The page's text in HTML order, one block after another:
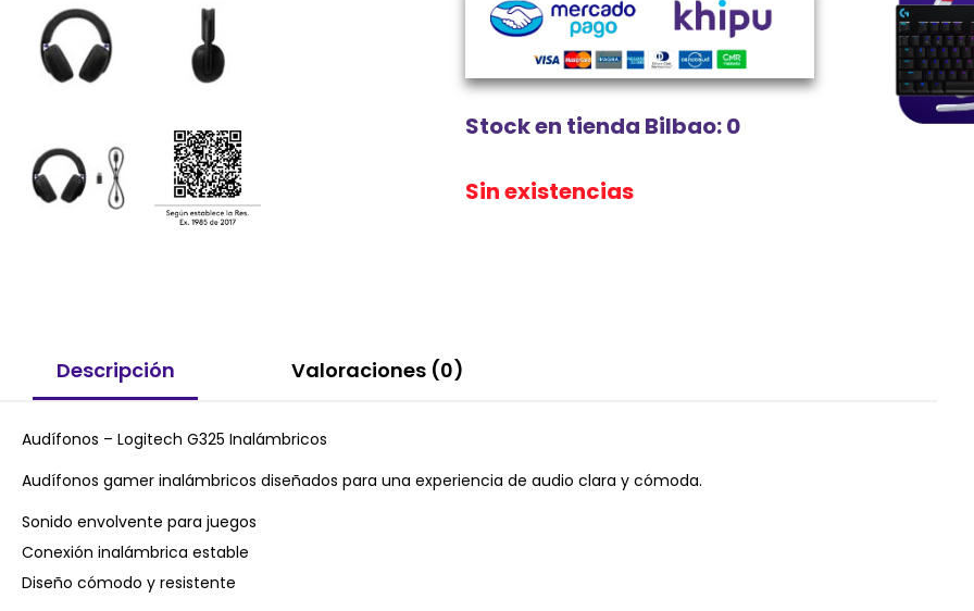
Stock en tienda Bilbao: 0
Sin existencias
Descripción Valoraciones (0)
Audífonos – Logitech G325 Inalámbricos
Audífonos gamer inalámbricos diseñados para una experiencia de audio clara y cómoda.
Sonido envolvente para juegos
Conexión inalámbrica estable
Diseño cómodo y resistente